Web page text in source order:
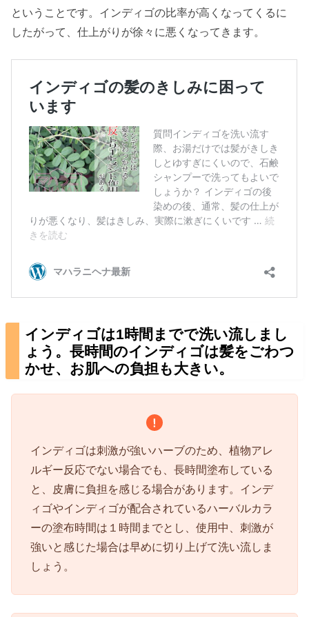
ということです。インディゴの比率が高くなってくるに
したがって、仕上がりが徐々に悪くなってきます。
インディゴは1時間までで洗い流しまし
ょう。長時間のインディゴは髪をごわつ
かせ、お肌への負担も大きい。
インディゴは刺激が強いハーブのため、植物アレ
ルギー反応でない場合でも、長時間塗布している
と、皮膚に負担を感じる場合があります。インデ
ィゴやインディゴが配合されているハーバルカラ
ーの塗布時間は１時間までとし、使用中、刺激が
強いと感じた場合は早めに切り上げて洗い流しま
しょう。